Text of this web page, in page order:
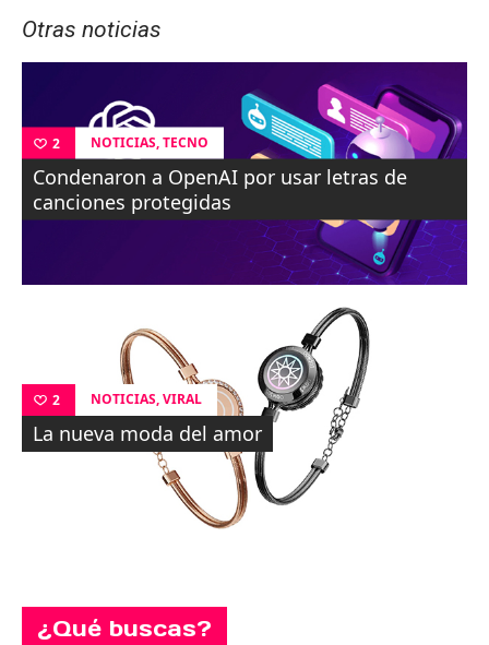
Otras noticias
2 NOTICIAS TECNO
Condenaron a OpenAI por usar letras de
canciones protegidas
2 NOTICIAS,VIRAL
La nueva moda del amor
¿Qué buscas?